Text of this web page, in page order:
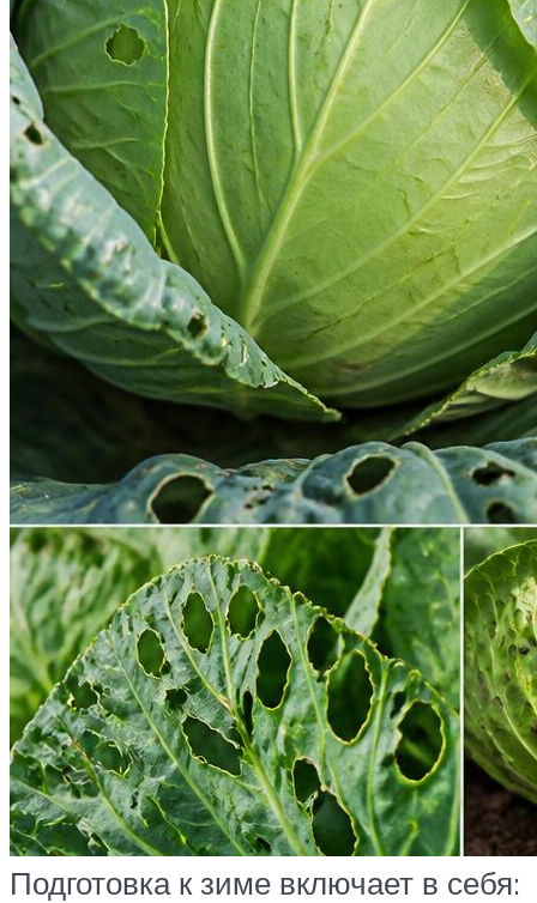
Подготовка к зиме включает в себя: